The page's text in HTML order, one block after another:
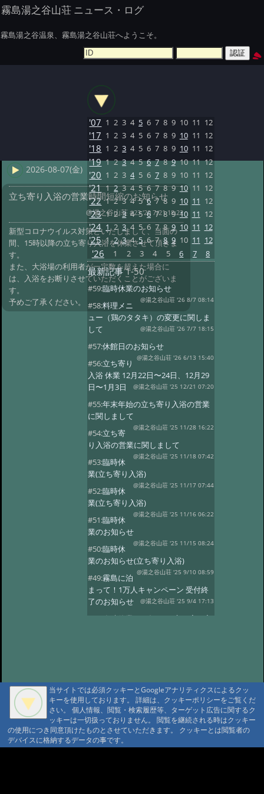
霧島湯之谷山荘 ニュース・ログ
霧島湯之谷温泉、霧島湯之谷山荘へようこそ。
2026-08-07(金)
立ち寄り入浴の営業時間短縮のお知らせ
@湯之谷山荘 #23 '20 7/21 18:22
新型コロナウイルス対策といたしまして、当面の
間、15時以降の立ち寄り入浴を休業させて頂きま
す。
また、大浴場の利用者が一定数を超えた場合に
は、入浴をお断りさせていただくことがございま
す。
予めご了承ください。
'07 1 2 3 4 5 6 7 8 9 10 11 12
'17 1 2 3 4 5 6 7 8 9 10 11 12
'18 1 2 3 4 5 6 7 8 9 10 11 12
'19 1 2 3 4 5 6 7 8 9 10 11 12
'20 1 2 3 4 5 6 7 8 9 10 11 12
'21 1 2 3 4 5 6 7 8 9 10 11 12
'22 1 2 3 4 5 6 7 8 9 10 11 12
'23 1 2 3 4 5 6 7 8 9 10 11 12
'24 1 2 3 4 5 6 7 8 9 10 11 12
'25 1 2 3 4 5 6 7 8 9 10 11 12
'26 1 2 3 4 5 6 7 8
最新記事1-50
#59:臨時休業のお知らせ
@湯之谷山荘 '26 8/7 08:14
#58:料理メニ
ュー（鶏のタタキ）の変更に関しま
して
@湯之谷山荘 '26 7/7 18:15
#57:休館日のお知らせ
@湯之谷山荘 '26 6/13 15:40
#56:立ち寄り
入浴 休業 12月22日〜24日、12月29
日〜1月3日
@湯之谷山荘 '25 12/21 07:20
#55:年末年始の立ち寄り入浴の営業
に関しまして
@湯之谷山荘 '25 11/28 16:22
#54:立ち寄
り入浴の営業に関しまして
@湯之谷山荘 '25 11/18 07:42
#53:臨時休
業(立ち寄り入浴)
@湯之谷山荘 '25 11/17 07:44
#52:臨時休
業(立ち寄り入浴)
@湯之谷山荘 '25 11/16 06:22
#51:臨時休
業のお知らせ
@湯之谷山荘 '25 11/15 08:24
#50:臨時休
業のお知らせ(立ち寄り入浴)
@湯之谷山荘 '25 9/10 08:59
#49:霧島に泊
まって！1万人キャンペーン 受付終
了のお知らせ
@湯之谷山荘 '25 9/4 17:13
#48:臨時休業のお知らせ(立ち寄り入
月は改修工事のため休業いたしま
す。
@湯之谷山荘 '25 3/11 17:46
#45:休館日のお知らせ(2月25日〜28
日)
@湯之谷山荘 '25 2/18 06:10
#44:臨時休業
当サイトでは必須クッキーとGoogleアナリティクスによるクッ
キーを使用しております。 詳細は、クッキーポリシーをご覧くだ
さい。 個人情報、閲覧・検索履歴等、ターゲット広告に関するク
ッキーは一切扱っておりません。 閲覧を継続される時はクッキー
の使用につき同意頂けたものとさせていただきます。 クッキーとは閲覧者の
デバイスに格納するデータの事です。